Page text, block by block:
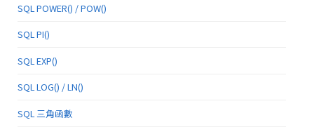
SQL POWER() / POW()
SQL PI()
SQL EXP()
SQL LOG() / LN()
SQL 三角函數